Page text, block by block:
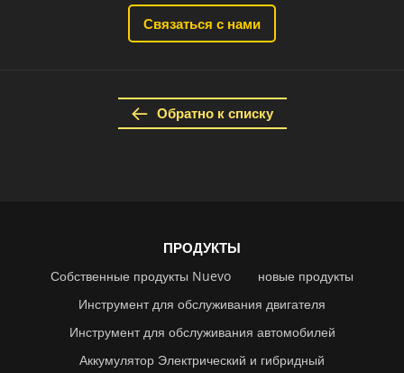
Связаться с нами
Обратно к списку
ПРОДУКТЫ
Собственные продукты Nuevo
новые продукты
Инструмент для обслуживания двигателя
Инструмент для обслуживания автомобилей
Аккумулятор Электрический и гибридный